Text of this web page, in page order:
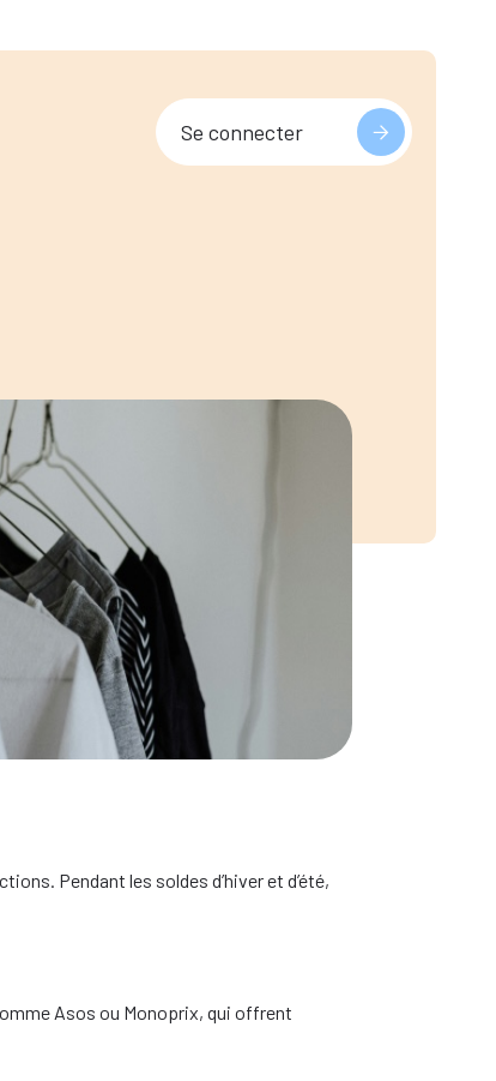
Se connecter
accessoires
Pendant les soldes d’hiver et d’été,
Asos ou Monoprix, qui offrent